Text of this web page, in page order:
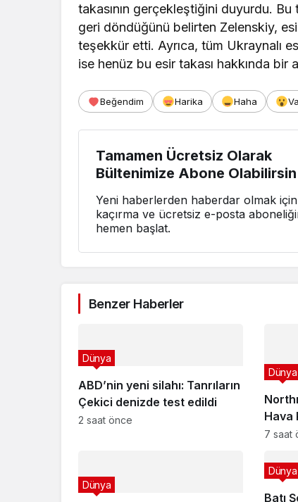
takasının gerçekleştiğini duyurdu.
geri döndüğünü belirten Zelenskiy,
teşekkür etti. Ayrıca, tüm Ukraynalı
ise henüz bu esir takası hakkında bir
Beğendim Harika Haha
Tamamen Ücretsiz Olarak
Bültenimize Abone Olabilirsin
Yeni haberlerden haberdar olmak için
kaçırma ve ücretsiz e-posta
hemen başlat.
Benzer Haberler
ABD’nin yeni silahı: Tanrıların
Çekici denizde test edildi
Dünya
2 saat önce
Hava
Dünya
7 saat
Dünya
Batı
Dünya